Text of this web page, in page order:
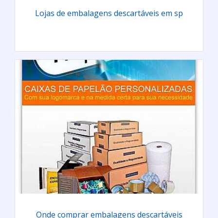
Lojas de embalagens descartáveis em sp
Onde comprar embalagens descartáveis